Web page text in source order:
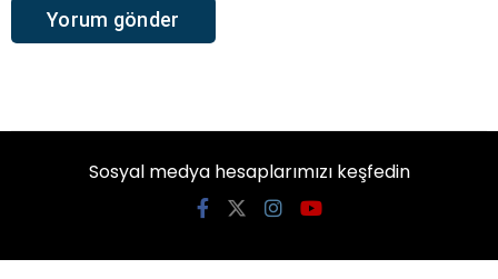
Sosyal medya hesaplarımızı keşfedin